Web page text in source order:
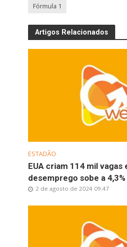
Fórmula 1
Artigos Relacionados
ESTADÃO
EUA criam 114 mil vagas
desemprego sobe a 4,3%
2 de agosto de 2024 09:47